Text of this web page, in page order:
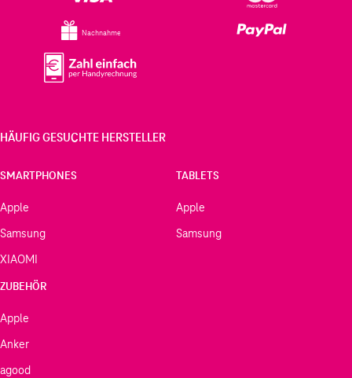
Nachnahme
HÄUFIG GESUCHTE HERSTELLER
SMARTPHONES
Apple
Samsung
XIAOMI
TABLETS
Apple
Samsung
ZUBEHÖR
Apple
Anker
agood